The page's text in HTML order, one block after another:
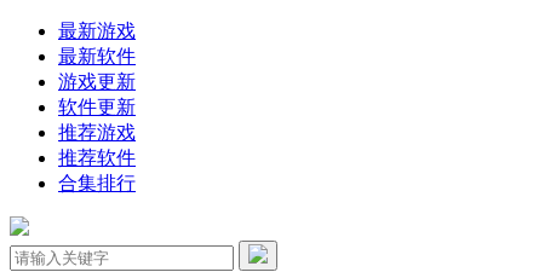
最新游戏
最新软件
游戏更新
软件更新
推荐游戏
推荐软件
合集排行